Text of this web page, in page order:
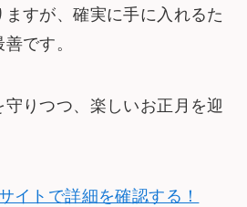
すが、確実に手に入れるた
です。
りつつ、楽しいお正月を迎
イトで詳細を確認する！